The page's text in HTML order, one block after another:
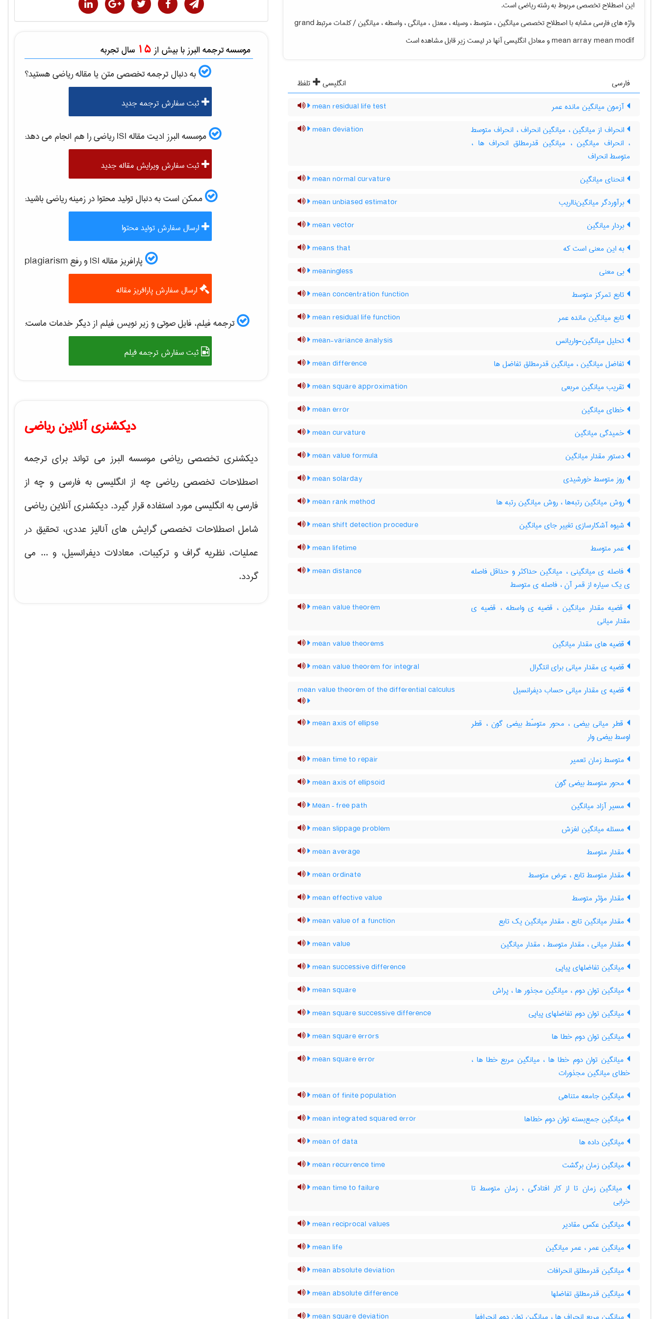
این اصطلاح تخصصی مربوط به رشتهرياضیاست.
واژه های فارسی مشابه با اصطلاح تخصصی
میانگین ، متوسط ، وسیله ، معدل ، میانگی ، واسطه ، میانگین / کلمات مرتبط grand
mean array mean modifو معادل انگلیسی آنها در لیست زیر قابل مشاهده است
فارسی انگلیسی
تلفظ
آزمون میانگین مانده عمر
mean residual life test
انحراف از میانگین ، میانگین انحراف ، انحراف متوسط
، انحراف میانگین ، میانگین قدرمطلق انحراف ها ،
متوسط انحراف
mean deviation
انحنای میانگین mean normal curvature
برآوردگر میانگین‌نااریب mean unbiased estimator
بردار میانگین mean vector
به این معنی است که means that
بی معنی meaningless
تابع تمرکز متوسط mean concentration function
تابع میانگین مانده عمر mean residual life function
تحلیل میانگین-واریانس mean-variance analysis
تفاضل میانگین ، میانگین قدرمطلق تفاضل ها mean difference
تقریب میانگین مربعی mean square approximation
خطای میانگین mean error
خمیدگی میانگین mean curvature
دستور مقدار میانگین mean value formula
روز متوسط خورشیدی mean solarday
روش میانگین رتبه‌ها ، روش میانگین رتبه ها mean rank method
شیوه آشکارسازی تغییر جای میانگین mean shift detection procedure
عمر متوسط mean lifetime
فاصله ی میانگینی ، میانگین حداکثر و حداقل فاصله
ی یک سیاره از قمر آن ، فاصله ی متوسط
mean distance
قضیه مقدار میانگین ، قضیه ی واسطه ، قضیه ی
مقدار میانی
mean value theorem
قضیه های مقدار میانگین mean value theorems
قضیه ی مقدار میانی برای انتگرال mean value theorem for integral
قضیه ی مقدار میانی حساب دیفرانسیل mean value theorem of the differential calculus
قطر میانی بیضی ، محور متوسّط بیضی گون ، قطر
اوسط بیضی وار
mean axis of ellipse
متوسط زمان تعمیر mean time to repair
محور متوسط بیضی گون mean axis of ellipsoid
مسیر آزاد میانگین Mean – free path
مسئله میانگین لغزش mean slippage problem
مقدار متوسط mean average
مقدار متوسط تابع ، عرض متوسط mean ordinate
مقدار مؤثر متوسط mean effective value
مقدار میانگین تابع ، مقدار میانگین یک تابع mean value of a function
مقدار میانی ، مقدار متوسط ، مقدار میانگین mean value
میانگین تفاضلهای پیاپی mean successive difference
میانگین توان دوم ، میانگین مجذور ها ، پراش mean square
میانگین توان دوم تفاضلهای پیاپی mean square successive difference
میانگین توان دوم خطا ها mean square errors
میانگین توان دوم خطا ها ، میانگین مربع خطا ها ،
خطای میانگین مجذورات
mean square error
میانگین جامعه متناهی mean of finite population
میانگین جمع‌بسته توان دوم خطاها mean integrated squared error
میانگین داده ها mean of data
میانگین زمان برگشت mean recurrence time
میانگین زمان تا از کار افتادگی ، زمان متوسط تا
خرابی
mean time to failure
میانگین عکس مقادیر mean reciprocal values
میانگین عمر ، عمر میانگین mean life
میانگین قدرمطلق انحرافات mean absolute deviation
میانگین قدرمطلق تفاضلها mean absolute difference
موسسه ترجمه البرز با بیش از 15 سال تجربه
به دنبال ترجمه تخصصی متن یا مقالهرياضیهستید؟
ثبت سفارش ترجمه جدید
موسسه البرز ادیت مقاله ISI رياضیرا هم انجام می دهد:
ثبت سفارش ویرایش مقاله جدید
ممکن است به دنبال تولید محتوا در زمینهرياضیباشید:
ارسال سفارش تولید محتوا
پارافریز مقاله ISI و رفع plagiarism
ارسال سفارش پارافریز مقاله
ترجمه فیلم، فایل صوتی و زیر نویس فیلم از دیگر خدمات ماست:
ثبت سفارش ترجمه فیلم
دیکشنری آنلاین ریاضی
دیکشنری تخصصی ریاضی موسسه البرز می تواند برای ترجمه
اصطلاحات تخصصی ریاضی چه از انگلیسی به فارسی و چه از
فارسی به انگلیسی مورد استفاده قرار گیرد. دیکشنری آنلاین ریاضی
شامل اصطلاحات تخصصی گرایش هایآنالیز عددی، تحقیق در
عملیات، نظریه گراف و تركیبات، معادلات دیفرانسیل، و ... می
گردد.